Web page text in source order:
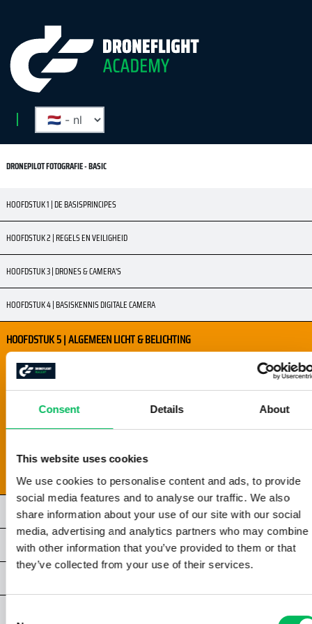
Consent Details About
This website uses cookies
We use cookies to personalise content and ads, to provide
social media features and to analyse our traffic. We also
share information about your use of our site with our social
media, advertising and analytics partners who may combine
with other information that you’ve provided to them or that
they’ve collected from your use of their services.
DRONEPILOT FOTOGRAFIE - BASIC
HOOFDSTUK 1 | DE BASISPRINCIPES
HOOFDSTUK 2 | REGELS EN VEILIGHEID
HOOFDSTUK 3 | DRONES & CAMERA'S
HOOFDSTUK 4 | BASISKENNIS DIGITALE CAMERA
HOOFDSTUK 5 | ALGEMEEN LICHT & BELICHTING
5.1 | DIAFRAGMA EN SCHERPTEDIEPTE
5.2 | SLUITERTIJD
5.3 | ISO
5.4 | DE BELICHTINGSDRIEHOEK
5.5 | HISTOGRAM
5.6 | BRACKETING
HOOFDSTUK 6 | LICHTOMSTANDIGHEDEN
HOOFDSTUK 7 | COMPOSITIE & FRAMING